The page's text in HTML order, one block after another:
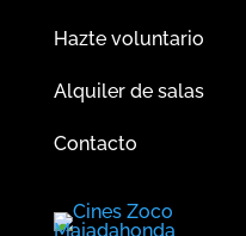
Hazte voluntario
Alquiler de salas
Contacto